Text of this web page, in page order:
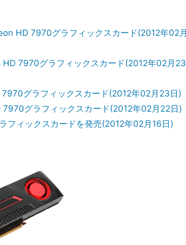
HD 7970グラフィックスカード(2012年02月
7970グラフィックスカード(2012年02月23
グラフィックスカード(2012年02月23日)
グラフィックスカード(2012年02月22日)
フィックスカードを発売(2012年02月16日)